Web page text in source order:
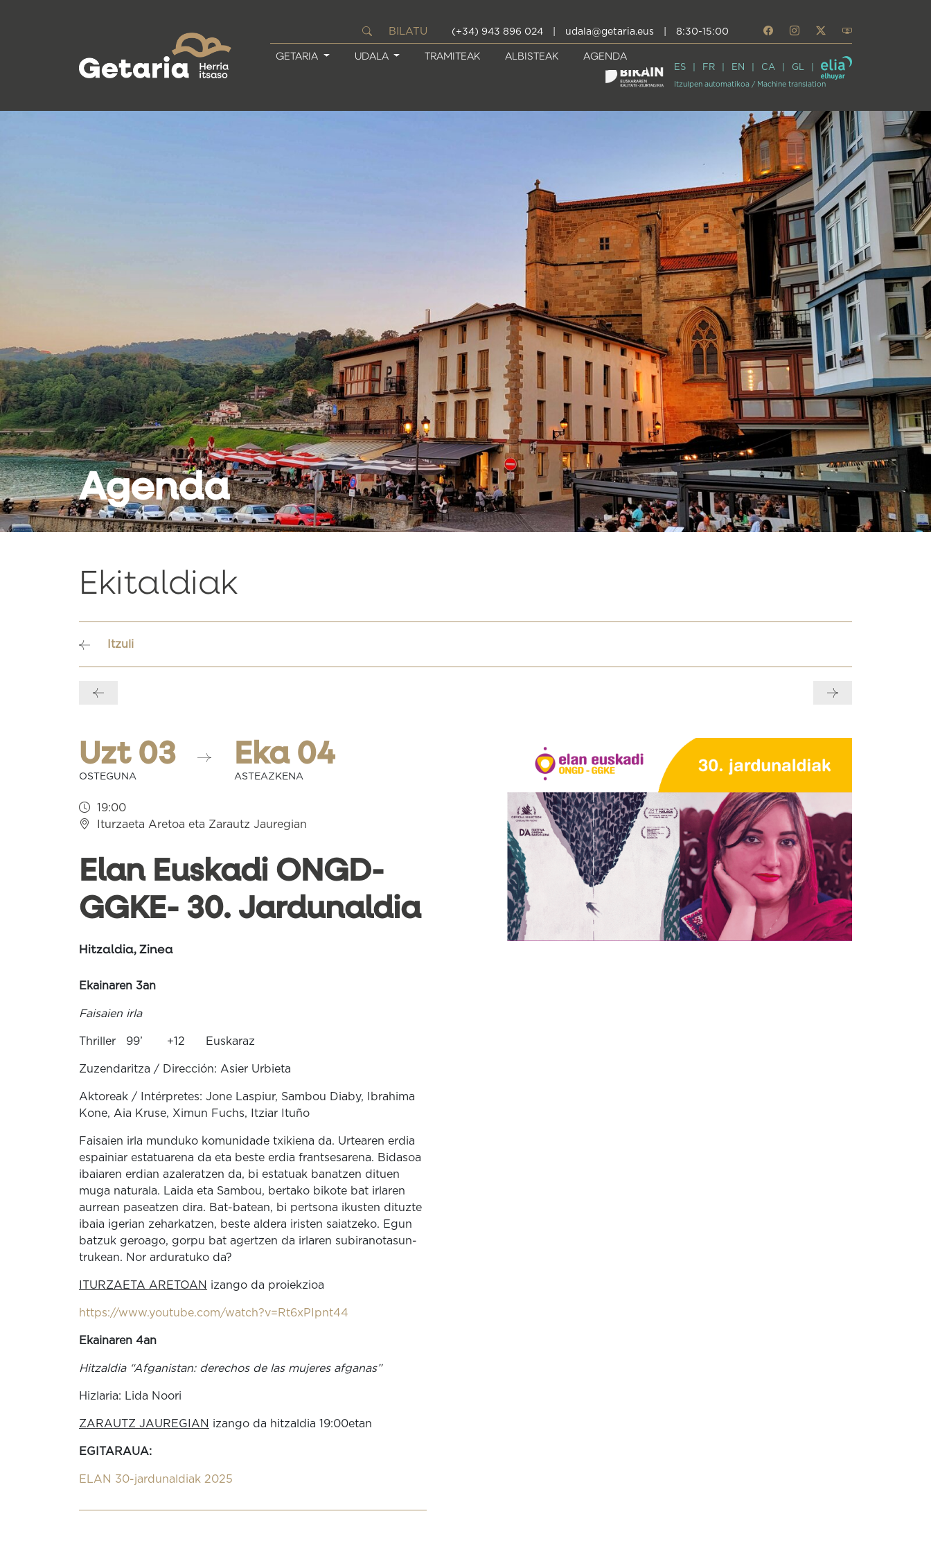
BILATU (+34) 943 896 024 udala@getaria.eus 8:30-15:00
GETARIA UDALA TRAMITEAK ALBISTEAK AGENDA
ES FR EN CA GL
Itzulpen automatikoa / Machine translation
Agenda
Ekitaldiak
Itzuli
Uzt 03
OSTEGUNA
Eka 04
ASTEAZKENA
19:00
Iturzaeta Aretoa eta Zarautz Jauregian
Elan Euskadi ONGD-
GGKE- 30. Jardunaldia
Hitzaldia, Zinea
Ekainaren 3an
Faisaien irla
Thriller 99’ +12 Euskaraz
Zuzendaritza / Dirección: Asier Urbieta
Aktoreak / Intérpretes: Jone Laspiur, Sambou Diaby, Ibrahima
Kone, Aia Kruse, Ximun Fuchs, Itziar Ituño
Faisaien irla munduko komunidade txikiena da. Urtearen erdia
espainiar estatuarena da eta beste erdia frantsesarena. Bidasoa
ibaiaren erdian azaleratzen da, bi estatuak banatzen dituen
muga naturala. Laida eta Sambou, bertako bikote bat irlaren
aurrean paseatzen dira. Bat-batean, bi pertsona ikusten dituzte
ibaia igerian zeharkatzen, beste aldera iristen saiatzeko. Egun
batzuk geroago, gorpu bat agertzen da irlaren subiranotasun-
trukean. Nor arduratuko da?
ITURZAETA ARETOAN izango da proiekzioa
https://www.youtube.com/watch?v=Rt6xPIpnt44
Ekainaren 4an
Hitzaldia “Afganistan: derechos de las mujeres afganas”
Hizlaria: Lida Noori
ZARAUTZ JAUREGIAN izango da hitzaldia 19:00etan
EGITARAUA:
ELAN 30-jardunaldiak 2025